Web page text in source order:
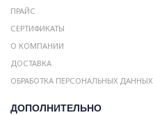
ПРАЙС
СЕРТИФИКАТЫ
О КОМПАНИИ
ДОСТАВКА
ОБРАБОТКА ПЕРСОНАЛЬНЫХ ДАННЫХ
ДОПОЛНИТЕЛЬНО